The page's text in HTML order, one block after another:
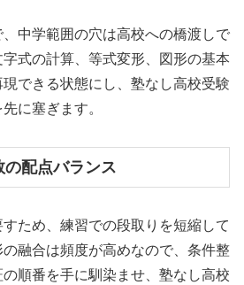
中学範囲の穴は高校への橋渡しで
式の計算、等式変形、図形の基本
できる状態にし、塾なし高校受験
に塞ぎます。
配点バランス
ため、練習での段取りを短縮して
融合は頻度が高めなので、条件整
順番を手に馴染ませ、塾なし高校